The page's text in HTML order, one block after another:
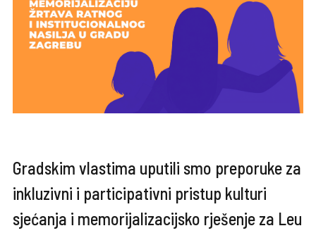
Gradskim vlastima uputili smo preporuke za
inkluzivni i participativni pristup kulturi
sjećanja i memorijalizacijsko rješenje za Leu